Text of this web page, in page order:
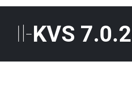
Il-KVS 7.0.2